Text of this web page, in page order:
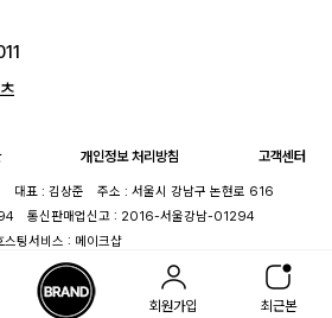
회원가입 최근본
개인정보 처리방침 고객센터
대표 : 김상준
주소 : 서울시 강남구 논현로 616
통신판매업신고 : 2016-서울강남-01294
스팅서비스 : 메이크샵